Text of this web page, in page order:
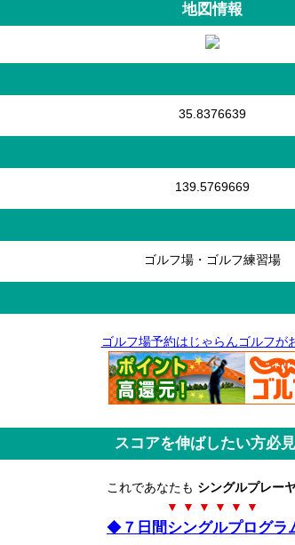
地図情報
35.8376639
139.5769669
ゴルフ場・ゴルフ練習場
ゴルフ場予約はじゃらんゴルフが
スコアを伸ばしたい方必見
これであなたも シングルプレー
▼ ▼ ▼ ▼ ▼ ▼
◆ ７日間シングルプログラ